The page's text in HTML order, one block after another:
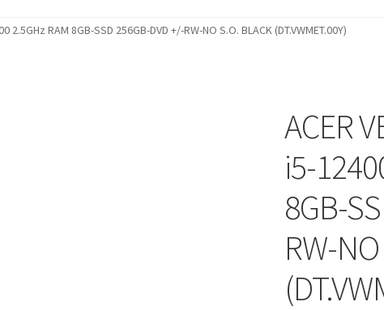
2.5GHz RAM 8GB-SSD 256GB-DVD +/-RW-NO S.O. BLACK (DT.VWMET.00Y)
ACER
i5-
8GB-
RW-